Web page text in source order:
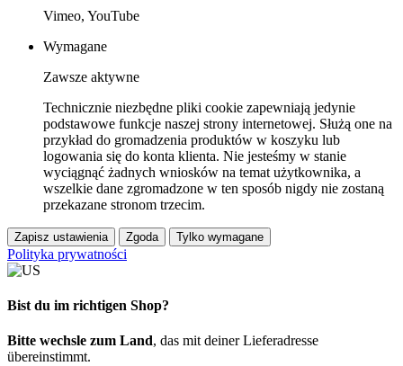
Vimeo, YouTube
Wymagane
Zawsze aktywne
Technicznie niezbędne pliki cookie zapewniają jedynie
podstawowe funkcje naszej strony internetowej. Służą one na
przykład do gromadzenia produktów w koszyku lub
logowania się do konta klienta. Nie jesteśmy w stanie
wyciągnąć żadnych wniosków na temat użytkownika, a
wszelkie dane zgromadzone w ten sposób nigdy nie zostaną
przekazane stronom trzecim.
Zapisz ustawienia Zgoda Tylko wymagane
Polityka prywatności
Bist du im richtigen Shop?
Bitte wechsle zum Land, das mit deiner Lieferadresse
übereinstimmt.